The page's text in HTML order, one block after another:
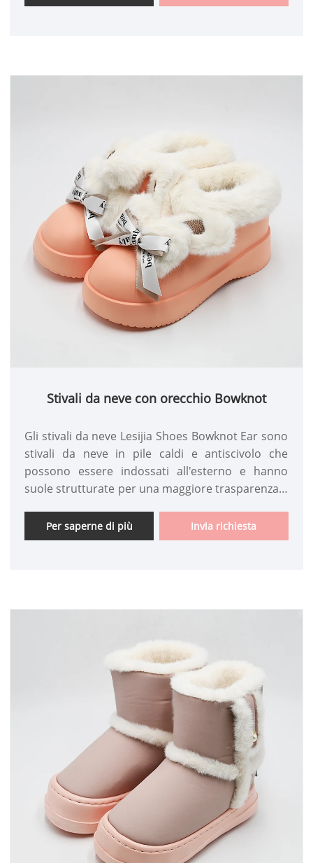
Stivali da neve con orecchio Bowknot
Gli stivali da neve Lesijia Shoes Bowknot Ear sono
stivali da neve in pile caldi e antiscivolo che
possono essere indossati all'esterno e hanno
suole strutturate per una maggiore trasparenza e
Per saperne di più Invia richiesta